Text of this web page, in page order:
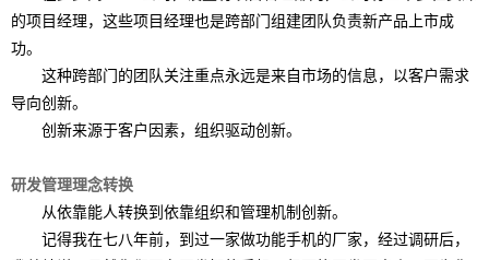
的项目经理，这些项目经理也是跨部门组建团队负责新产品上市成
功。
这种跨部门的团队关注重点永远是来自市场的信息，以客户需求
导向创新。
创新来源于客户因素，组织驱动创新。
研发管理理念转换
从依靠能人转换到依靠组织和管理机制创新。
记得我在七八年前，到过一家做功能手机的厂家，经过调研后，